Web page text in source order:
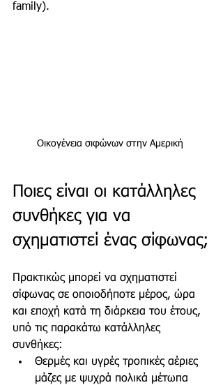
family).
Oικογένεια σιφώνων στην Αμερική
Ποιες είναι οι κατάλληλες
συνθήκες για να
σχηματιστεί ένας σίφωνας;
Πρακτικώς μπορεί να σχηματιστεί
σίφωνας σε οποιοδήποτε μέρος, ώρα
και εποχή κατά τη διάρκεια του έτους,
υπό τις παρακάτω κατάλληλες
συνθήκες:
Θερμές και υγρές τροπικές αέριες
μάζες με ψυχρά πολικά μέτωπα